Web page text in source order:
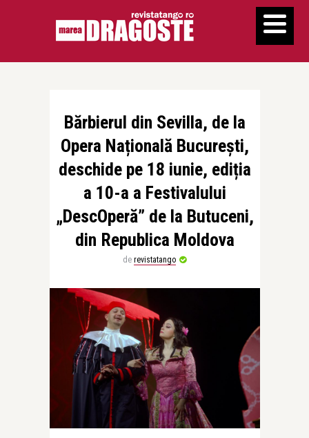
Bărbierul din Sevilla, de la
Opera Națională București,
deschide pe 18 iunie, ediția
a 10-a a Festivalului
„DescOperă” de la Butuceni,
din Republica Moldova
de revistatango